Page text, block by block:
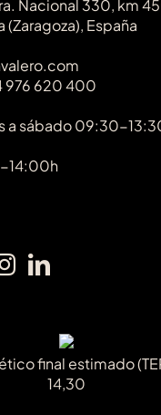
Nacional 330, km
España
976 620 400
a sábado 09:30-
14:00h
final estimado
14,30